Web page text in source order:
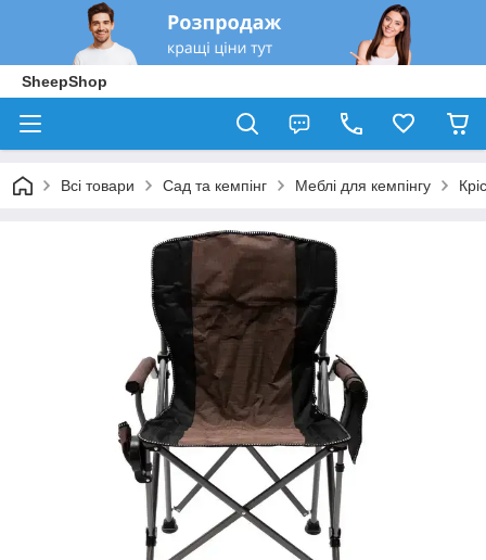
SheepShop
Всі товари Сад та кемпінг Меблі для кемпінгу